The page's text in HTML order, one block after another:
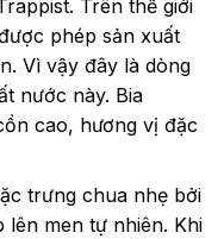
Trên thế giới
phép sản xuất
Vì vậy đây là dòng
nước này. Bia
cao, hương vị đặc
trưng chua nhẹ bởi
lên men tự nhiên. Khi